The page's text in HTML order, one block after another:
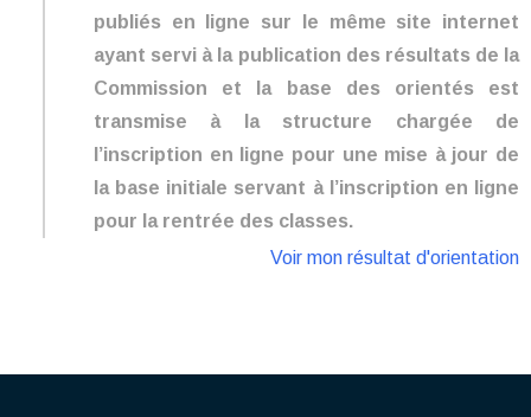
publiés en ligne sur le même site internet
ayant servi à la publication des résultats de la
Commission et la base des orientés est
transmise à la structure chargée de
l’inscription en ligne pour une mise à jour de
la base initiale servant à l’inscription en ligne
pour la rentrée des classes.
Voir mon résultat d'orientation